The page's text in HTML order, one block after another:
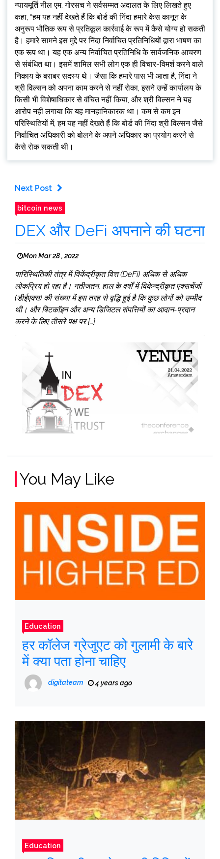
न्यायमूर्ति नील एम. गोरसच ने सर्वसम्मत अदालत के लिए लिखते हुए
कहा, “हम यह नहीं देखते हैं कि बोर्ड की निंदा हमारे केस कानून के
अनुरूप भौतिक रूप से प्रतिकूल कार्रवाई के रूप में कैसे योग्य हो सकती
है। हमारे सामने इस मुद्दे पर निंदा निर्वाचित प्रतिनिधियों द्वारा भाषण का
एक रूप था। यह एक अन्य निर्वाचित प्रतिनिधि के सार्वजनिक आचरण
से संबंधित था। इसमें शामिल सभी लोग एक ही विचार-विमर्श करने वाले
निकाय के बराबर सदस्य थे। जैसा कि हमारे पास भी आता है, निंदा ने
श्री विल्सन को अपना काम करने से नहीं रोका, इसने उन्हें कार्यालय के
किसी भी विशेषाधिकार से वंचित नहीं किया, और श्री विल्सन ने यह
आरोप नहीं लगाया कि यह मानहानिकारक था। कम से कम इन
परिस्थितियों में, हम यह नहीं देखते हैं कि बोर्ड की निंदा श्री विल्सन जैसे
निर्वाचित अधिकारी को बोलने के अपने अधिकार का प्रयोग करने से
कैसे रोक सकती थी।
Next Post
bitcoin news
DEX और DeFi अपनाने की घटना
Mon Mar 28 , 2022
पारिस्थितिकी तंत्र में विकेंद्रीकृत वित्त (DeFi) अधिक से अधिक
लोकप्रिय हो रहा है। नतीजतन, हाल के वर्षों में विकेन्द्रीकृत एक्सचेंजों
(डीईएक्स) की संख्या में इस तरह से वृद्धि हुई है कि कुछ लोगों को उम्मीद
थी। और बिटकॉइन और अन्य डिजिटल संपत्तियों का आदान-प्रदान
करने के लिए तीसरे पक्ष पर […]
You May Like
Education
हर कॉलेज ग्रेजुएट को गुलामी के बारे
में क्या पता होना चाहिए
digitateam 4 years ago
Education